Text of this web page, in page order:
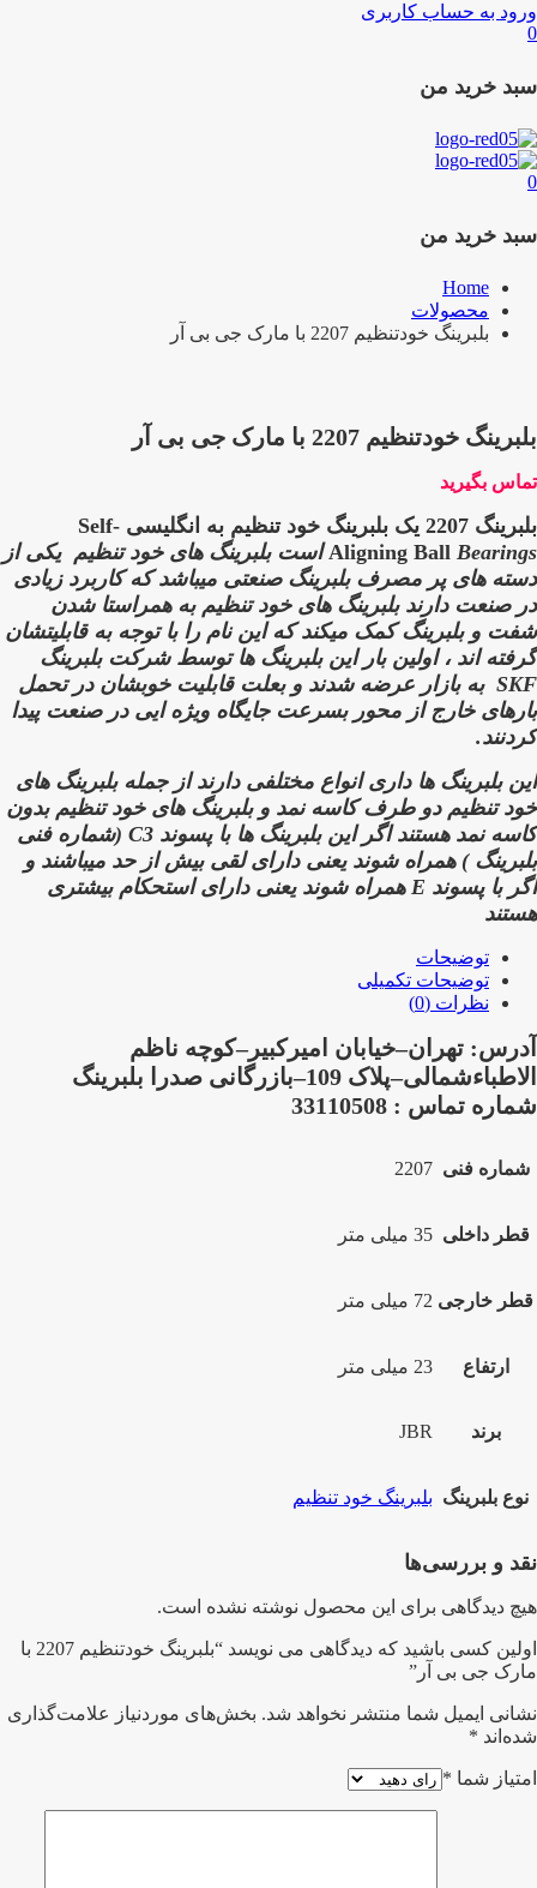
ورود به حساب کاربری
0
سبد خرید من
0
سبد خرید من
Home
محصولات
بلبرینگ خودتنظیم 2207 با مارک جی بی آر
بلبرینگ خودتنظیم 2207 با مارک جی بی آر
تماس بگیرید
بلبرینگ 2207 یک بلبرینگ خود تنظیم به انگلیسی Self-
Aligning Ball Bearings است بلبرینگ های خود تنظیم
یکی از
دسته های پر مصرف بلبرینگ صنعتی میباشد که کاربرد زیادی
در صنعت دارندبلبرینگ های خود تنظیم به همراستا شدن
شفت و بلبرینگ کمک میکند که این نام را با توجه به قابلیتشان
گرفته اند ،اولین بار این بلبرینگ ها توسط شرکت بلبرینگ
SKF به بازار عرضه شدند و بعلت قابلیت خوبشان در تحمل
بارهای خارج از محور بسرعت جایگاه ویژه ایی در صنعت پیدا
کردنند.
این بلبرینگ ها داری انواع مختلفی دارند از جمله بلبرینگ های
خود تنظیم دو طرف کاسه نمد و بلبرینگ های خود تنظیم بدون
کاسه نمد هستند اگر این بلبرینگ ها با پسوند
C3 (شماره فنی
بلبرینگ ) همراه شوند یعنی دارای لقی بیش از حد میباشند و
اگر با پسوند E همراه شوند یعنی دارای استحکام بیشتری
هستند
توضیحات
توضیحات تکمیلی
نظرات (0)
آدرس: تهران–خیابان امیرکبیر–کوچه ناظم
الاطباءشمالی–پلاک 109–بازرگانی صدرا بلبرینگ
شماره تماس : 33110508
شماره فنی 2207
قطر داخلی 35 میلی متر
قطر خارجی 72 میلی متر
ارتفاع 23 میلی متر
برند JBR
نوع بلبرینگ بلبرینگ خود تنظیم
نقد و بررسی‌ها
هیچ دیدگاهی برای این محصول نوشته نشده است.
اولین کسی باشید که دیدگاهی می نویسد “بلبرینگ خودتنظیم 2207 با
مارک جی بی آر”
نشانی ایمیل شما منتشر نخواهد شد. بخش‌های موردنیاز علامت‌گذاری
شده‌اند *
امتیاز شما *